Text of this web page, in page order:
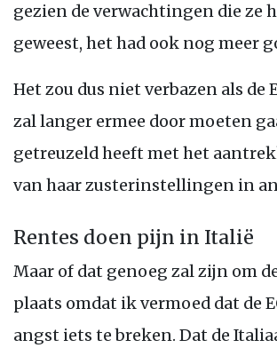
gezien de verwachtingen die ze
geweest, het had ook nog meer
Het zou dus niet verbazen als de
zal langer ermee door moeten
getreuzeld heeft met het
van haar zusterinstellingen in
Rentes doen pijn in Italië
Maar of dat genoeg zal zijn om
plaats omdat ik vermoed dat de
angst iets te breken. Dat de